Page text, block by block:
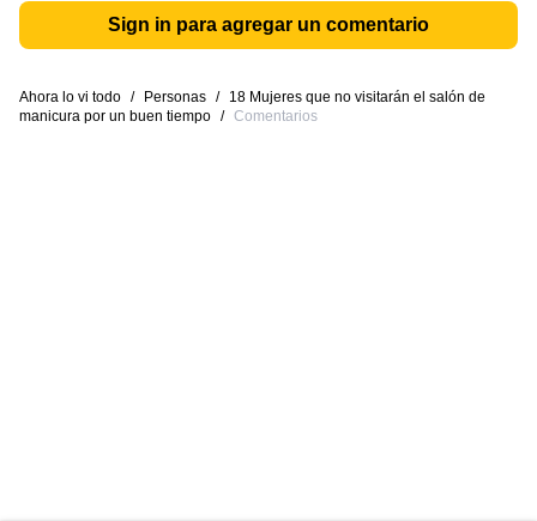
Sign in para agregar un comentario
Ahora lo vi todo / Personas /
18 Mujeres que no visitarán el salón de
manicura por un buen tiempo / Comentarios